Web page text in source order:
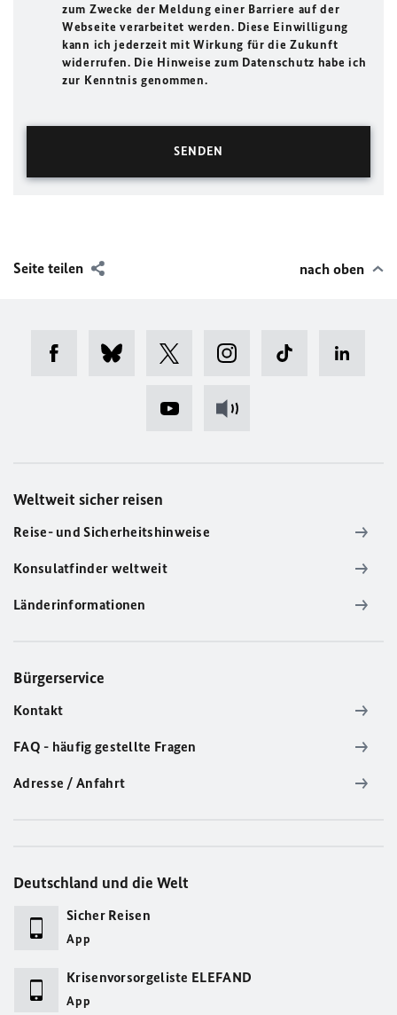
zum Zwecke der Meldung einer Barriere auf der
Webseite verarbeitet werden. Diese Einwilligung
kann ich jederzeit mit Wirkung für die Zukunft
widerrufen. Die Hinweise zum Datenschutz habe ich
zur Kenntnis genommen.
Seite teilen nach oben
Weltweit sicher reisen
Reise- und Sicherheitshinweise
Konsulatfinder weltweit
Länderinformationen
Bürgerservice
Kontakt
FAQ - häufig gestellte Fragen
Adresse / Anfahrt
Deutschland und die Welt
Sicher Reisen
App
Krisenvorsorgeliste ELEFAND
App